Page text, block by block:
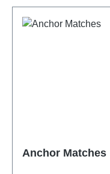
Anchor Matches